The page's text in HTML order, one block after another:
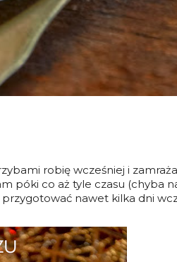
robię wcześniej i
póki co aż tyle czasu (chyba
nawet kilka dni